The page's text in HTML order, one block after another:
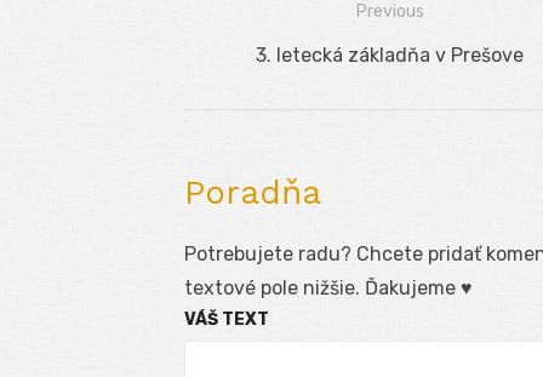
Navigácia
Previous
Previous
3. letecká základňa v Prešove
Poradňa
Potrebujete radu? Chcete pridať
textové pole nižšie. Ďakujeme ♥
VÁŠ TEXT